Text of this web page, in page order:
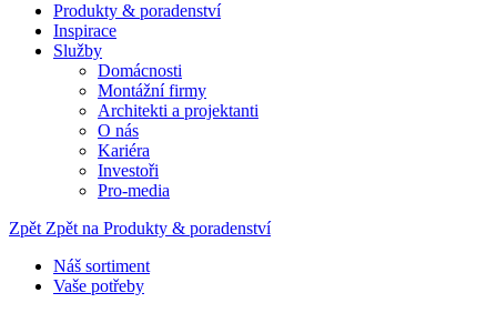
Produkty & poradenství
Inspirace
Služby
Domácnosti
Montážní firmy
Architekti a projektanti
O nás
Kariéra
Investoři
Pro-media
Zpět Zpět na Produkty & poradenství
Náš sortiment
Vaše potřeby